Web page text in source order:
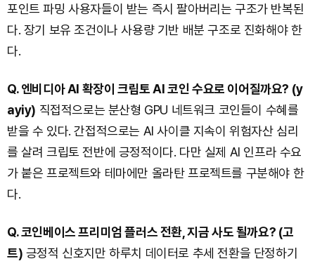
포인트 파밍 사용자들이 받는 즉시 팔아버리는 구조가 반복된
다. 장기 보유 조건이나 사용량 기반 배분 구조로 진화해야 한
다.
Q. 엔비디아 AI 확장이 크립토 AI 코인 수요로 이어질까요? (y
ayiy) 직접적으로는 분산형 GPU 네트워크 코인들이 수혜를
받을 수 있다. 간접적으로는 AI 사이클 지속이 위험자산 심리
를 살려 크립토 전반에 긍정적이다. 다만 실제 AI 인프라 수요
가 붙은 프로젝트와 테마에만 올라탄 프로젝트를 구분해야 한
다.
Q. 코인베이스 프리미엄 플러스 전환, 지금 사도 될까요? (고
트) 긍정적 신호지만 하루치 데이터로 추세 전환을 단정하기